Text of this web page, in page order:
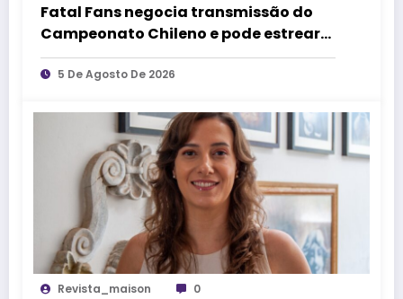
Fatal Fans negocia transmissão do
Campeonato Chileno e pode estrear
no mercado de competições
esportivas
5 De Agosto De 2026
Revista_maison 0